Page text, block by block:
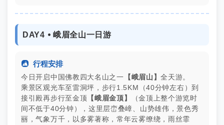
DAY4 ⦁ 峨眉全山一日游
 行程安排
今日开启中国佛教四大名山之一 【峨眉山】全天游。
乘景区观光车至雷洞坪，步行1.5KM（40分钟左右）到
接引殿再步行至金顶 【峨眉金顶】
（金顶上整个游览时
间不低于40分钟），这里层峦叠嶂、山势雄伟，景色秀
丽，气象万千，以多雾著称，常年云雾缭绕，雨丝霏